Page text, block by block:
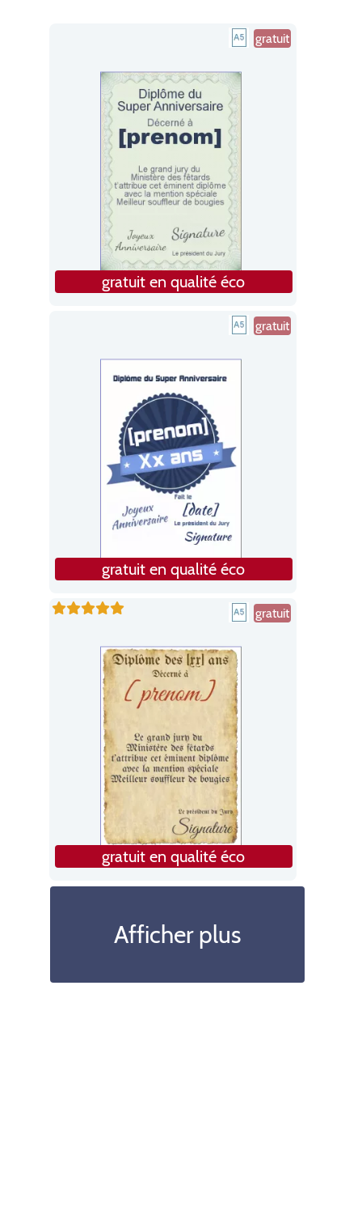
gratuit
gratuit en qualité éco
gratuit
gratuit en qualité éco
gratuit
gratuit en qualité éco
Afficher plus